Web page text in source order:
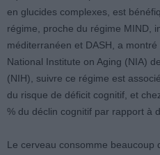
en glucides complexes, est
régime, proche du régime MIND,
méditerranéen et DASH, a
National Institute on Aging (NIA)
(NIH), suivre ce régime est
du risque de déficit cognitif, et
% du déclin cognitif par rapport à
Le cerveau consomme beaucoup